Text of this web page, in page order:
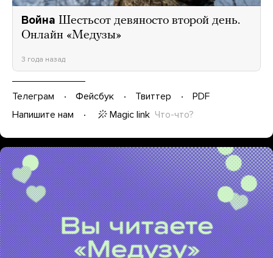
Война Шестьсот девяносто второй день.
Онлайн «Медузы»
3 года назад
Телеграм Фейсбук Твиттер
PDF
Напишите нам
Magic link Что-что?